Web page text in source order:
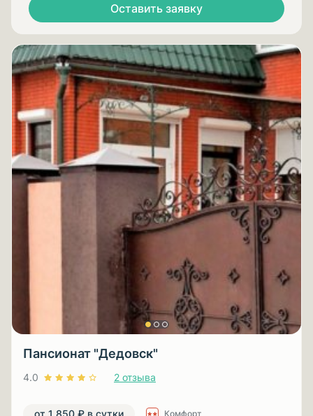
Оставить заявку
Пансионат "Дедовск"
4.0 2 отзыва
от 1 850 ₽ в сутки Комфорт